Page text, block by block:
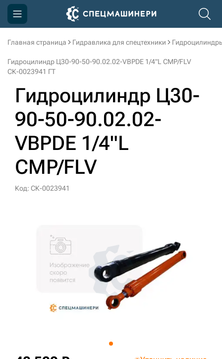
Главная страница Гидравлика для спецтехники
Гидроцилиндр Ц30-90-50-90.02.02-VBPDE 1/4"L CMP/FLV
СК-0023941 ГТ
Гидроцилиндр Ц30-
90-50-90.02.02-
VBPDE 1/4"L
CMP/FLV
Код: СК-0023941
Компания
Акции
Доставка и оплата
Информация
3D тур по производству
3D тур по складам
+7 (499) 394-50-93